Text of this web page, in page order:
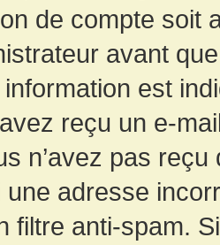
de compte soit
avant
est
reçu un e-
n’avez pas
une adresse
filtre anti-spam.